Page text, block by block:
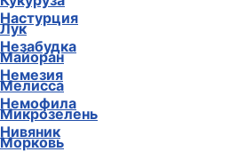
Настурция
Незабудка
Немезия
Немофила
Нивяник
Лук
Майоран
Мелисса
Микрозелень
Морковь